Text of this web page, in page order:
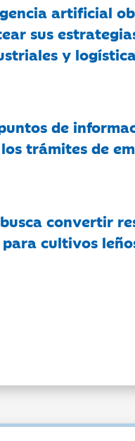
artificial
sus
y
de
trámites de
convertir
cultivos